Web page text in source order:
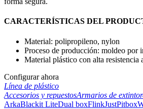
CARACTERÍSTICAS DEL
Material: polipropileno, nylon
Proceso de producción: moldeo por
Material plástico con alta resistencia
Configurar ahora
Línea de plástico
Accesorios y repuestosArmarios de
ArkaBlackit LiteDual boxFlinkJustPitbox